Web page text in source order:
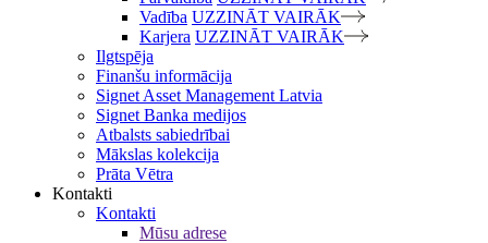
Vadība UZZINĀT VAIRĀK
Karjera UZZINĀT VAIRĀK
Ilgtspēja
Finanšu informācija
Signet Asset Management Latvia
Signet Banka medijos
Atbalsts sabiedrībai
Mākslas kolekcija
Prāta Vētra
Kontakti
Kontakti
Mūsu adrese